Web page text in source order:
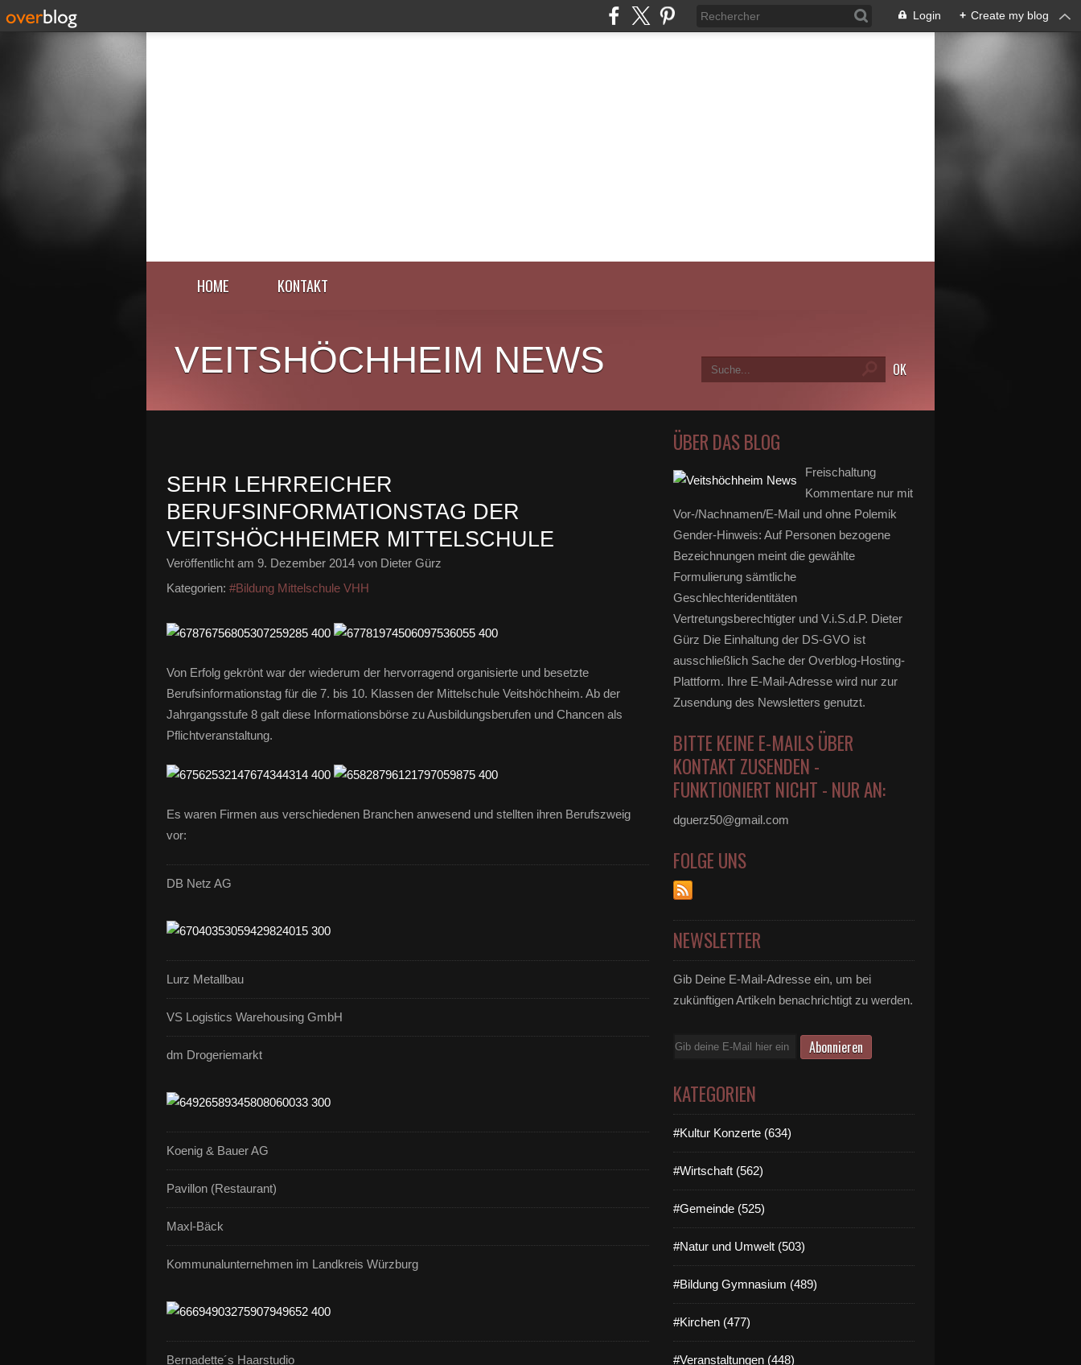
Login + Create my blog
HOME KONTAKT
VEITSHÖCHHEIM NEWS
SEHR LEHRREICHER
BERUFSINFORMATIONSTAG DER
VEITSHÖCHHEIMER MITTELSCHULE
Veröffentlicht am 9. Dezember 2014 von Dieter Gürz
Kategorien: #Bildung Mittelschule VHH
Von Erfolg gekrönt war der wiederum der hervorragend organisierte und besetzte
Berufsinformationstag für die 7. bis 10. Klassen der Mittelschule Veitshöchheim. Ab der
Jahrgangsstufe 8 galt diese Informationsbörse zu Ausbildungsberufen und Chancen als
Pflichtveranstaltung.
Es waren Firmen aus verschiedenen Branchen anwesend und stellten ihren Berufszweig
vor:
DB Netz AG
Lurz Metallbau
VS Logistics Warehousing GmbH
dm Drogeriemarkt
Koenig & Bauer AG
Pavillon (Restaurant)
Maxl-Bäck
Kommunalunternehmen im Landkreis Würzburg
Bernadette´s Haarstudio
ÜBER DAS BLOG
Freischaltung
Kommentare nur mit
Vor-/Nachnamen/E-Mail und ohne Polemik
Gender-Hinweis: Auf Personen bezogene
Bezeichnungen meint die gewählte
Formulierung sämtliche
Geschlechteridentitäten
Vertretungsberechtigter und V.i.S.d.P. Dieter
Gürz Die Einhaltung der DS-GVO ist
ausschließlich Sache der Overblog-Hosting-
Plattform. Ihre E-Mail-Adresse wird nur zur
Zusendung des Newsletters genutzt.
BITTE KEINE E-MAILS ÜBER
KONTAKT ZUSENDEN -
FUNKTIONIERT NICHT - NUR AN:
dguerz50@gmail.com
FOLGE UNS
NEWSLETTER
Gib Deine E-Mail-Adresse ein, um bei
zukünftigen Artikeln benachrichtigt zu werden.
E-
KATEGORIEN
#Kultur Konzerte (634)
#Wirtschaft (562)
#Gemeinde (525)
#Natur und Umwelt (503)
#Bildung Gymnasium (489)
#Kirchen (477)
#Veranstaltungen (448)